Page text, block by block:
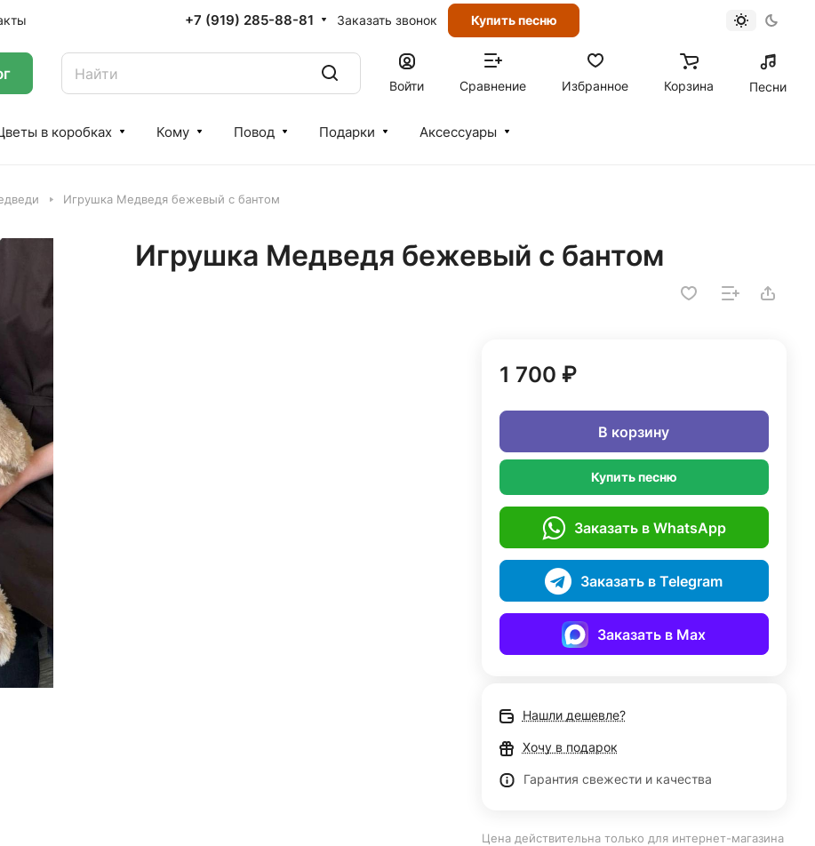
+7 (919) 285-88-81 Заказать звонок Купить песню
Войти Сравнение Избранное Корзина Песни
в коробках Кому Повод Подарки Аксессуары
Игрушка Медведя бежевый с бантом
Игрушка Медведя бежевый с бантом
1 700 ₽
В корзину
Купить песню
Заказать в WhatsApp
Заказать в Telegram
Заказать в Max
Нашли дешевле?
Хочу в подарок
Гарантия свежести и качества
Цена действительна только для интернет-магазина